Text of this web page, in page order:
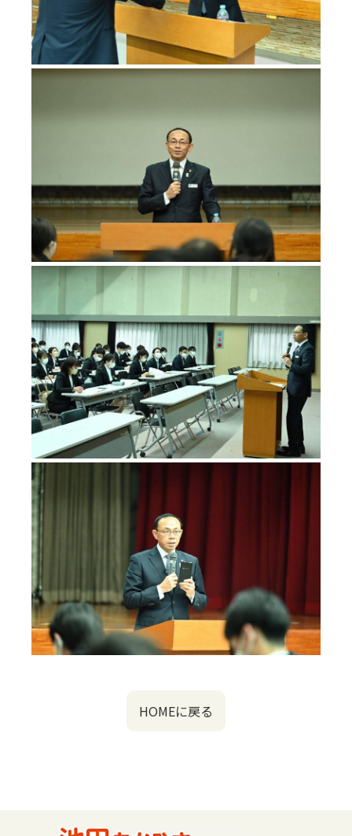
HOMEに戻る